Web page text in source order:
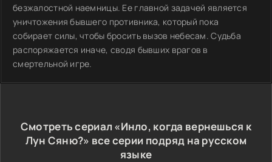
безжалостной наемницы. Ее главной задачей является
уничтожения бывшего противника, который пока
собирает силы, чтобы бросить вызов небесам. Судьба
распоряжается иначе, сводя бывших врагов в
смертельной игре.
Смотреть сериал «Инло, когда вернешься к
Лун Сяню?» все серии подряд на русском
языке